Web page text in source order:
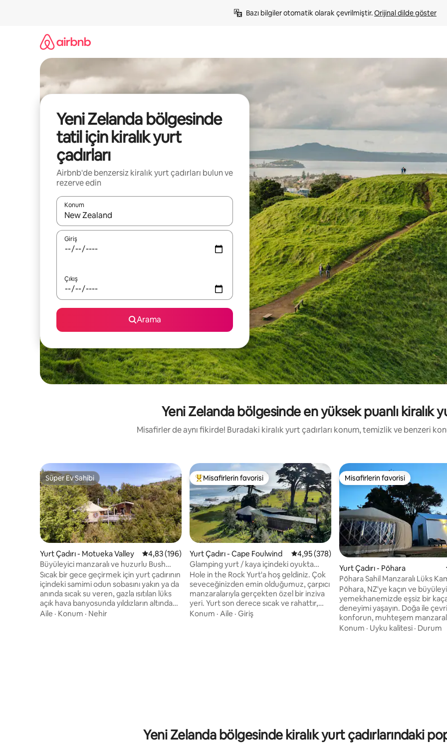
Bazı bilgiler otomatik olarak çevrilmiştir. Orijinal dilde göster
Yeni Zelanda bölgesinde
tatil için kiralık yurt
çadırları
Airbnb'de benzersiz kiralık yurt çadırları bulun ve
rezerve edin
Konum
Sonuçlar kullanılabilir olduğunda yukarı ve aşağı oklarıyla gezinin veya dokunarak ya da kaydırma hareketleriyle
Giriş
Çıkış
Arama
Yeni Zelanda bölgesinde en yüksek puanlı kiralık
Misafirler de aynı fikirde! Buradaki kiralık yurt çadırları konum, temizlik ve benzeri
Süper Ev Sahibi
Süper Ev Sahibi
Yurt Çadırı - Motueka Valley 5 üzerinden ortalama 4,83 puan, 196 değerlendirme
4,83 (196)
Büyüleyici manzaralı ve huzurlu Bush
İnzivası
Sıcak bir gece geçirmek için yurt çadırının
içindeki samimi odun sobasını yakın ya da
anında sıcak su veren, gazla ısıtılan lüks
açık hava banyosunda yıldızların altında
dinlenin. Büyüleyici Motueka Vadisi'nin
Aile · Konum · Nehir
Misafirlerin favorilerinden en beğenilenler arasında
Misafirlerin favorisi
Yurt Çadırı - Cape Foulwind 5 üzerinden ortalama 4,95 puan, 378
4,95 (378)
Glamping yurt / kaya içindeki oyukta
konaklama
Hole in the Rock Yurt'a hoş geldiniz. Çok
seveceğinizden emin olduğumuz, çarpıcı
manzaralarıyla gerçekten özel bir inziva
yeri. Yurt son derece sıcak ve rahattır,
konfor içinde dinlenmek için
Konum · Aile · Giriş
Misafirlerin favorisi
Misafirlerin favorisi
Yurt Çadırı - Pōhara
Pōhara Sahil Manzaralı Lüks
ile)
Pōhara, NZ'ye kaçın ve
yemekhanemizde eşsiz bir
deneyimi yaşayın. Doğa ile çevrilidir,
konforun, muhteşem
çıkarın. Gevşeyin, yeniden bağlanın ve
Konum · Uyku kalitesi · Durum
Yeni Zelanda bölgesinde kiralık yurt çadırlarındaki